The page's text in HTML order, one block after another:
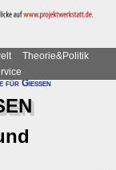
Theorie&Politik
für Gießen